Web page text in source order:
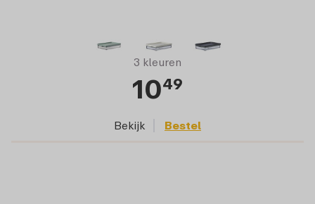
3 kleuren
1049
Bekijk Bestel